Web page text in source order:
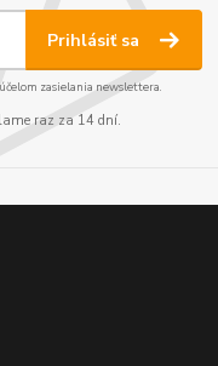
Prihlásiť sa
zasielania newslettera.
raz za 14 dní.